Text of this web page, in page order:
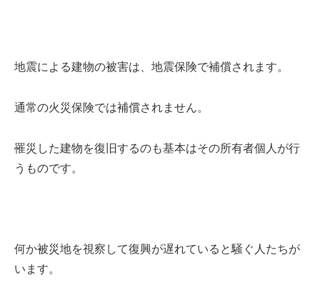
地震による建物の被害は、地震保険で補償されます。
通常の火災保険では補償されません。
罹災した建物を復旧するのも基本はその所有者個人が行
うものです。
何か被災地を視察して復興が遅れていると騒ぐ人たちが
います。